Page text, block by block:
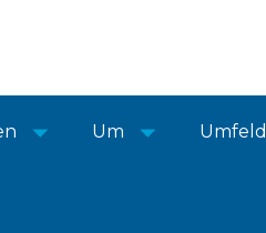
Um Umfeld